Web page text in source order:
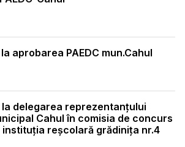
aprobarea PAEDC mun.Cahul
delegarea reprezentanţului
Cahul în comisia de concurs
reșcolară grădinița nr.4